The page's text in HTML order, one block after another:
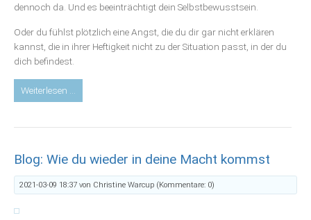
dennoch da. Und es beeinträchtigt dein Selbstbewusstsein.
Oder du fühlst plötzlich eine Angst, die du dir gar nicht erklären
kannst, die in ihrer Heftigkeit nicht zu der Situation passt, in der du
dich befindest.
Weiterlesen …
Neues
Befreiung
von
Blog: Wie du wieder in deine Macht kommst
2021-03-09 18:37 von Christine Warcup (Kommentare: 0)